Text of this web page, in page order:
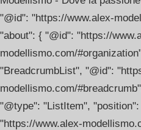
"@id": "https://www.alex-
"about": { "@id": "https://
modellismo.com/
"BreadcrumbList", "@id":
modellismo.com/
"@type": "ListItem",
"https://www.alex-